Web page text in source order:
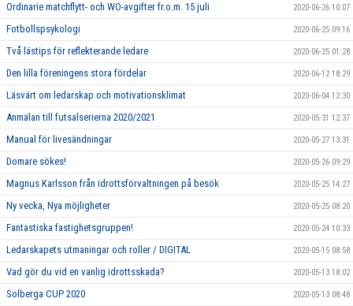
Ordinarie matchflytt- och WO-avgifter fr.o.m. 15 juli 2020-06-26 10:07
Fotbollspsykologi 2020-06-25 09:16
Två lästips för reflekterande ledare 2020-06-25 01:28
Den lilla föreningens stora fördelar 2020-06-12 18:29
Läsvärt om ledarskap och motivationsklimat 2020-06-04 12:30
Anmälan till futsalserierna 2020/2021 2020-05-31 12:37
Manual för livesändningar 2020-05-27 13:31
Domare sökes! 2020-05-26 09:29
Magnus Karlsson från idrottsförvaltningen på besök 2020-05-25 14:27
Ny vecka, Nya möjligheter 2020-05-25 08:20
Fantastiska fastighetsgruppen! 2020-05-24 10:33
Ledarskapets utmaningar och roller / DIGITAL 2020-05-15 08:58
Vad gör du vid en vanlig idrottsskada? 2020-05-13 18:02
Solberga CUP 2020 2020-05-13 08:48